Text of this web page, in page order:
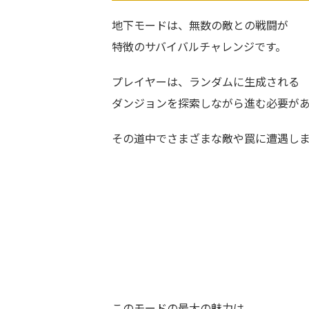
地下モードは、無数の敵との戦闘が
特徴のサバイバルチャレンジです。
プレイヤーは、ランダムに生成される
ダンジョンを探索しながら進む必要があ
その道中でさまざまな敵や罠に遭遇しま